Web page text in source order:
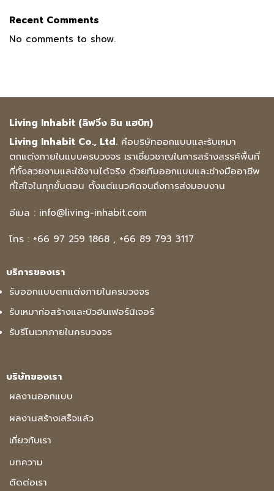
Recent Comments
No comments to show.
Living Inhabit (ลิฟวิ่ง อิน แฮบิท)
Living Inhabit Co., Ltd. คือบริษัทออกแบบและรับเหมา
ตกแต่งภายในแบบครบวงจร เราเชี่ยวชาญในการสร้างสรรค์พื้นที่
ที่ทั้งสวยงามและใช้งานได้จริง ด้วยทีมออกแบบและช่างมืออาชีพ
ที่ใส่ใจในทุกขั้นตอน ตั้งแต่แนวคิดจนถึงการส่งมอบงาน
อีเมล : info@living-inhabit.com
โทร : +66 97 259 1868 , +66 89 793 3117
ริการของเรา
รับออกแบบตกแต่งภายในครบวงจร
รับเหมาก่อสร้างและบิวอินเฟอร์นิเจอร์
รับรีโนเวทภายในครบวงจร
ริษัทของเรา
ผลงานออกแบบ
ผลงานสร้างเสร็จแล้ว
เกี่ยวกับเรา
บทความ
ติดต่อเรา